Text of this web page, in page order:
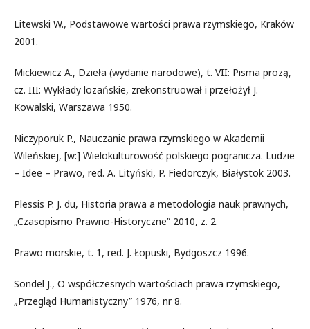
Litewski W., Podstawowe wartości prawa rzymskiego, Kraków
2001.
Mickiewicz A., Dzieła (wydanie narodowe), t. VII: Pisma prozą,
cz. III: Wykłady lozańskie, zrekonstruował i przełożył J.
Kowalski, Warszawa 1950.
Niczyporuk P., Nauczanie prawa rzymskiego w Akademii
Wileńskiej, [w:] Wielokulturowość polskiego pogranicza. Ludzie
– Idee – Prawo, red. A. Lityński, P. Fiedorczyk, Białystok 2003.
Plessis P. J. du, Historia prawa a metodologia nauk prawnych,
„Czasopismo Prawno-Historyczne” 2010, z. 2.
Prawo morskie, t. 1, red. J. Łopuski, Bydgoszcz 1996.
Sondel J., O współczesnych wartościach prawa rzymskiego,
„Przegląd Humanistyczny” 1976, nr 8.